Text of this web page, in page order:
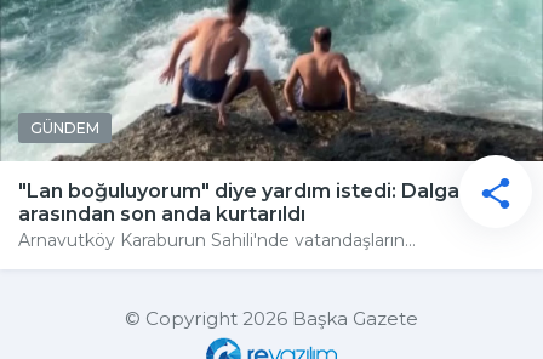
GÜNDEM
"Lan boğuluyorum" diye yardım istedi: Dalgaların
arasından son anda kurtarıldı
Arnavutköy Karaburun Sahili'nde vatandaşların...
© Copyright 2026 Başka Gazete